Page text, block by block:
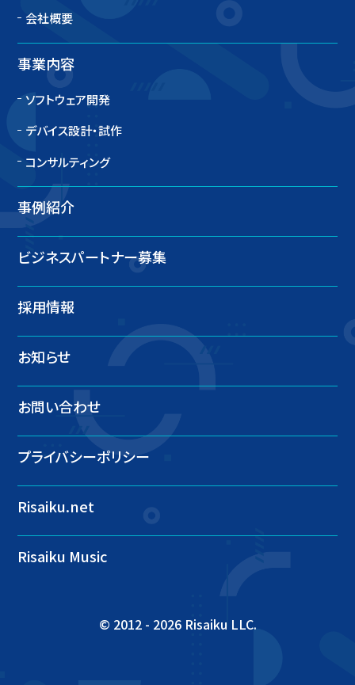
会社概要
事業内容
ソフトウェア開発
デバイス設計・試作
コンサルティング
事例紹介
ビジネスパートナー募集
採用情報
お知らせ
お問い合わせ
プライバシーポリシー
Risaiku.net
Risaiku Music
© 2012 - 2026 Risaiku LLC.